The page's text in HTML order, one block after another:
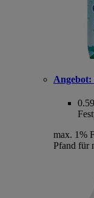
Angebot:
0.59
max. 1%
Pfand für